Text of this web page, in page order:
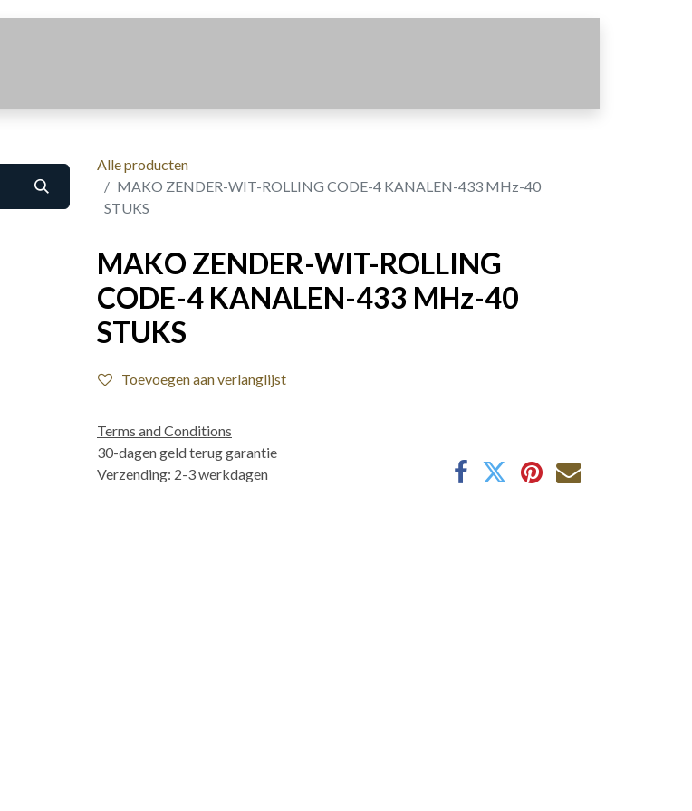
Alle producten
MAKO ZENDER-WIT-ROLLING CODE-4 KANALEN-433 MHz-40
STUKS
MAKO ZENDER-WIT-ROLLING
CODE-4 KANALEN-433 MHz-40
STUKS
Toevoegen aan verlanglijst
Terms and Conditions
30-dagen geld terug garantie
Verzending: 2-3 werkdagen